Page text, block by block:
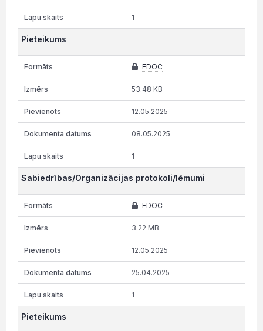
1
Pieteikums
EDOC
53.48 KB
12.05.2025
08.05.2025
1
Sabiedrības/Organizācijas protokoli/lēmumi
EDOC
3.22 MB
12.05.2025
25.04.2025
1
Pieteikums